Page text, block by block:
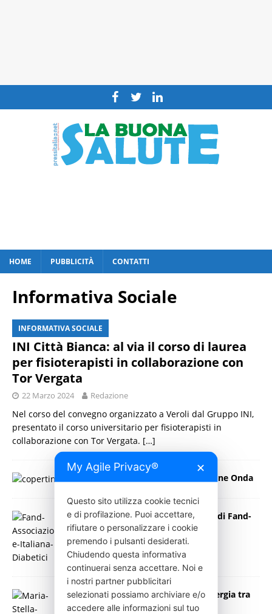
HOME PUBBLICITÀ CONTATTI
Informativa Sociale
INFORMATIVA SOCIALE
INI Città Bianca: al via il corso di laurea
per fisioterapisti in collaborazione con
Tor Vergata
22 Marzo 2024 Redazione
Nel corso del convegno organizzato a Veroli dal Gruppo INI,
presentato il corso universitario per fisioterapisti in
collaborazione con Tor Vergata. […]
6° Congresso nazionale di Fondazione Onda
Lanciato un appello dal presidente di Fand-
Associazione Italiana Diabetici
18 Gennaio 2022 Press Italia
Test Covid – L’importanza della sinergia tra
pubblico e privato
My Agile Privacy® ✕
Questo sito utilizza cookie tecnici
e di profilazione. Puoi accettare,
rifiutare o personalizzare i cookie
premendo i pulsanti desiderati.
Chiudendo questa informativa
continuerai senza accettare. Noi e
i nostri partner pubblicitari
selezionati possiamo archiviare e/o
accedere alle informazioni sul tuo